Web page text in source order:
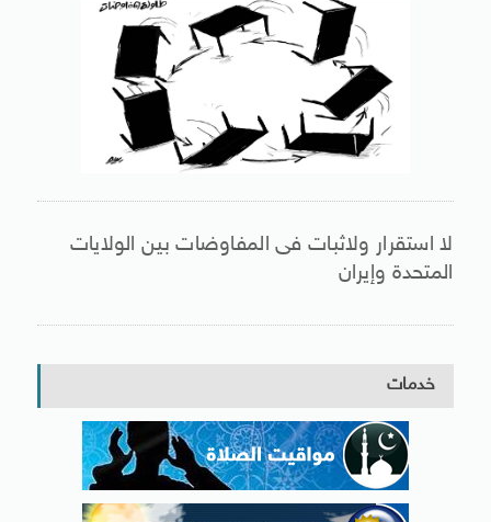
لا استقرار ولاثبات فى المفاوضات بين الولايات
المتحدة وإيران
خدمات